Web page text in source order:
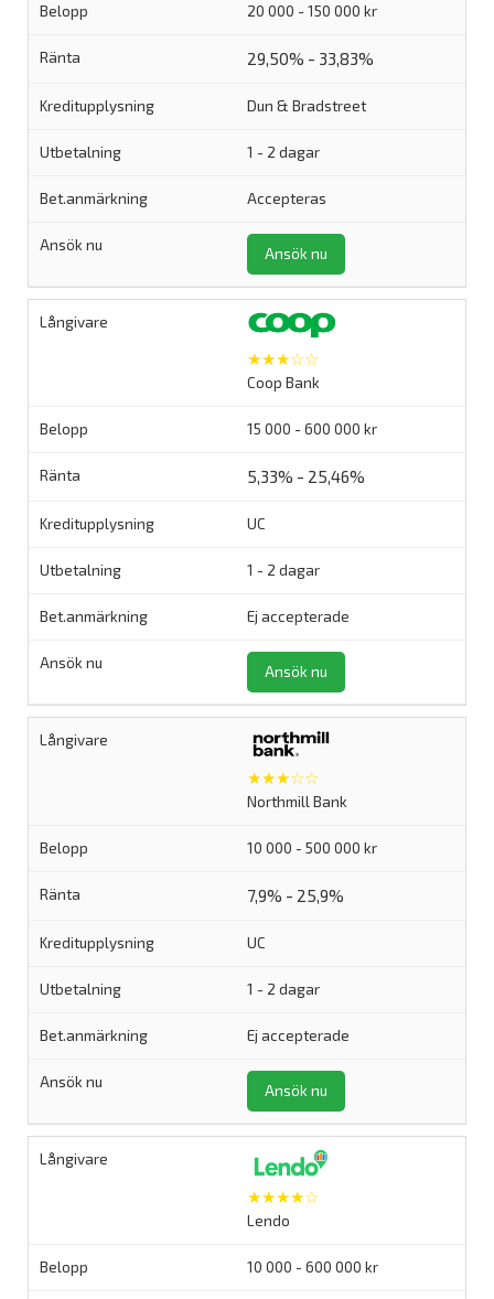
20 000 - 150 000 kr
29,50% - 33,83%
Dun & Bradstreet
1 - 2 dagar
Accepteras
Ansök nu
★★★☆☆
Coop Bank
15 000 - 600 000 kr
5,33% - 25,46%
UC
1 - 2 dagar
Ej accepterade
Ansök nu
★★★☆☆
Northmill Bank
10 000 - 500 000 kr
7,9% - 25,9%
UC
1 - 2 dagar
Ej accepterade
Ansök nu
★★★★☆
Lendo
10 000 - 600 000 kr